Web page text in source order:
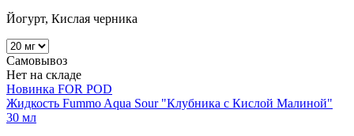
Йогурт, Кислая черника
Самовывоз
Нет на складе
Новинка FOR POD
Жидкость Fummo Aqua Sour "Клубника с Кислой Малиной"
30 мл